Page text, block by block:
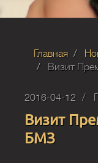
Главная
Визит
2016-04-12
Визит
БМЗ